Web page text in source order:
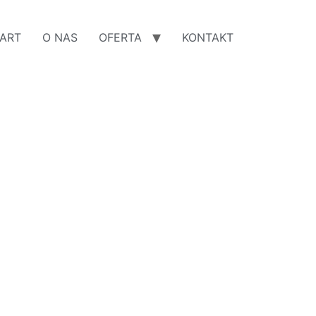
O NAS OFERTA KONTAKT